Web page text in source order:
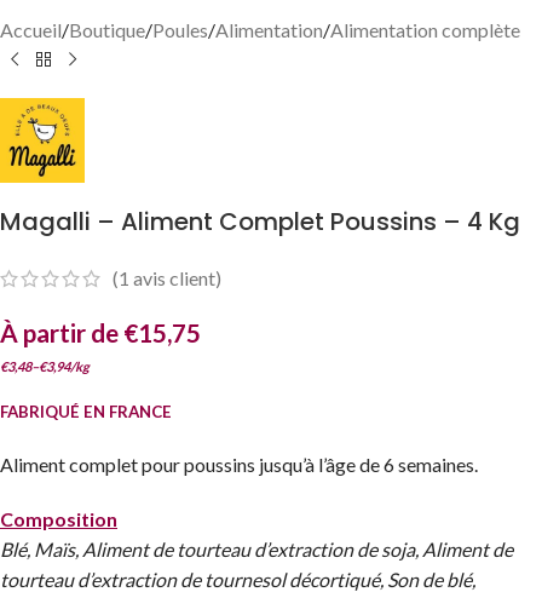
Accueil/Boutique/Poules/Alimentation/Alimentation complète
Magalli – Aliment Complet Poussins – 4 Kg
(1 avis client)
À partir de €15,75
€3,48–€3,94/kg
FABRIQUÉ EN FRANCE
Aliment complet pour poussins jusqu’à l’âge de 6 semaines.
Composition
Blé, Maïs, Aliment de tourteau d’extraction de soja, Aliment de
tourteau d’extraction de tournesol décortiqué, Son de blé,